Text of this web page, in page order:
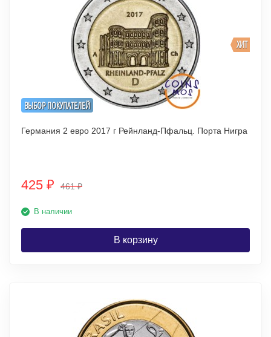
ВЫБОР ПОКУПАТЕЛЕЙ
ХИТ
Германия 2 евро 2017 г Рейнланд-Пфальц. Порта Нигра
425 ₽ 461₽
В наличии
В корзину